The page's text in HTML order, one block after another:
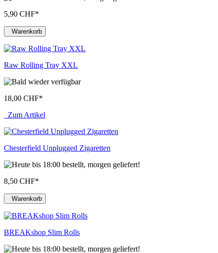
5,90 CHF*
Warenkorb
Raw Rolling Tray XXL
18,00 CHF*
Zum Artikel
Chesterfield Unplugged Zigaretten
8,50 CHF*
Warenkorb
BREAKshop Slim Rolls